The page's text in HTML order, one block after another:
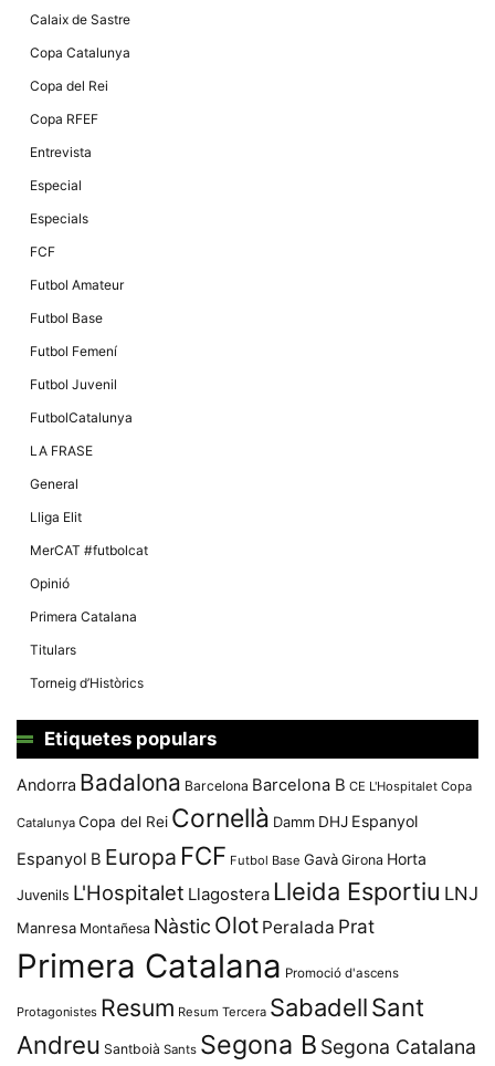
Calaix de Sastre
Copa Catalunya
Copa del Rei
Copa RFEF
Entrevista
Especial
Especials
FCF
Futbol Amateur
Futbol Base
Futbol Femení
Futbol Juvenil
FutbolCatalunya
LA FRASE
General
Lliga Elit
MerCAT #futbolcat
Opinió
Primera Catalana
Titulars
Torneig d’Històrics
Etiquetes populars
Andorra Badalona Barcelona Barcelona B CE L'Hospitalet Copa
Catalunya Copa del Rei Cornellà Damm DHJ Espanyol
Espanyol B Europa FCF Futbol Base Gavà Girona Horta
Juvenils L'Hospitalet Llagostera Lleida Esportiu LNJ
Manresa Montañesa Nàstic Olot Peralada Prat
Primera Catalana Promoció d'ascens
Protagonistes Resum Resum Tercera SabadellSant
Andreu Santboià Sants Segona B Segona Catalana